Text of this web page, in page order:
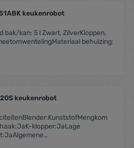
keukenrobot
bak/kan: 5 l Zwart, ZilverKloppen,
behuizing:
keukenrobot
klopper:JaLage
aluminiumMateriaal